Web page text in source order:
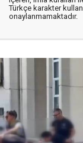
Türkçe karakter
onaylanmamaktadır.